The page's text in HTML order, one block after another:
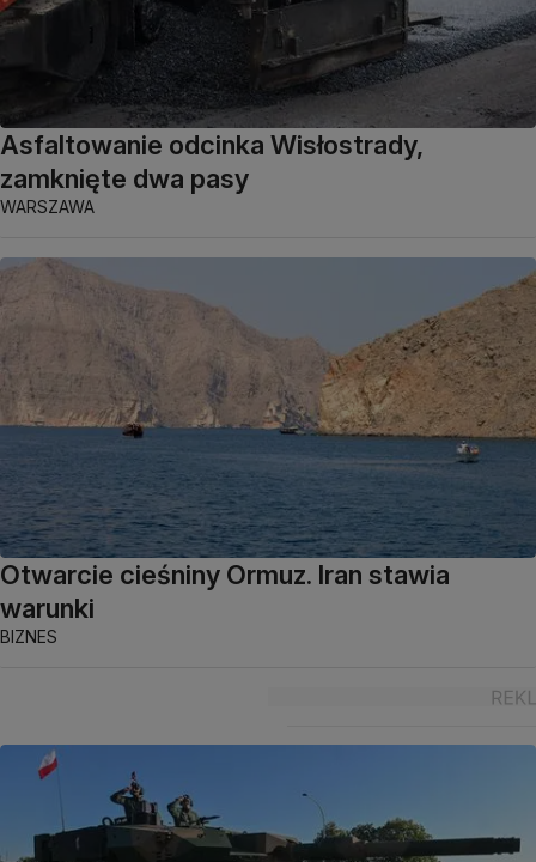
Asfaltowanie odcinka Wisłostrady,
zamknięte dwa pasy
WARSZAWA
Otwarcie cieśniny Ormuz. Iran stawia
warunki
BIZNES